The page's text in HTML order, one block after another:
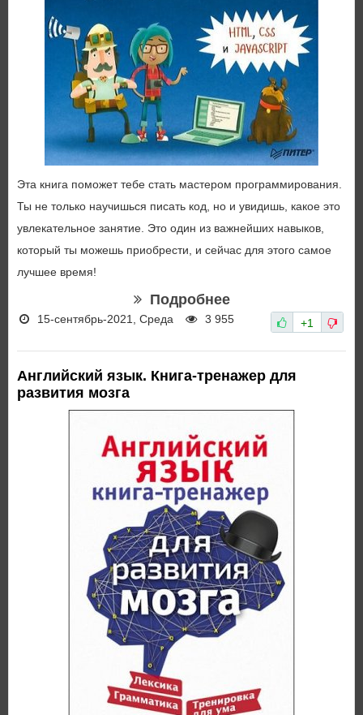
Эта книга поможет тебе стать мастером программирования.
Ты не только научишься писать код, но и увидишь, какое это
увлекательное занятие. Это один из важнейших навыков,
который ты можешь приобрести, и сейчас для этого самое
лучшее время!
Подробнее
15-сентябрь-2021, Среда 3 955 +1
Английский язык. Книга-тренажер для
развития мозга